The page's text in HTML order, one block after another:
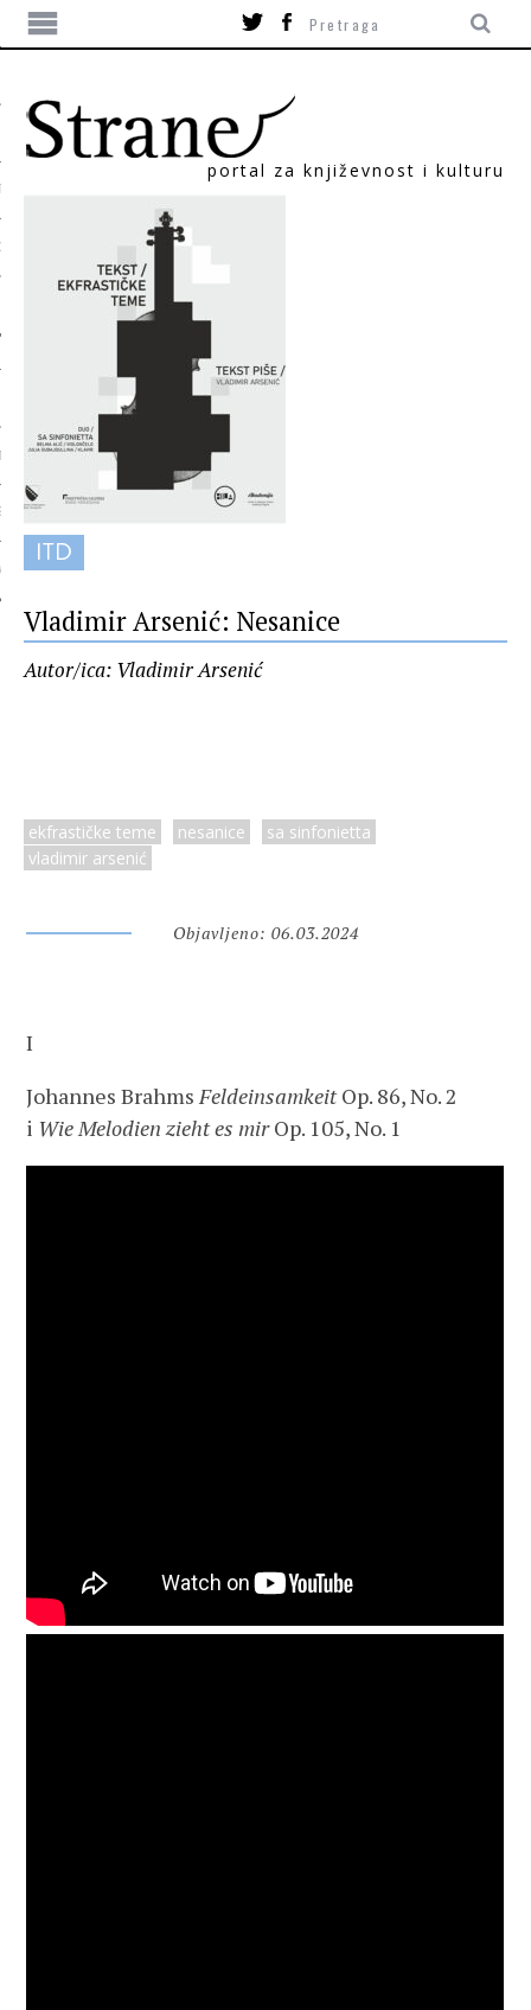
portal za književnost i kulturu
ITD
Vladimir Arsenić: Nesanice
Autor/ica: Vladimir Arsenić
ekfrastičke teme nesanice
sa sinfonietta
vladimir arsenić
Objavljeno: 06.03.2024
I
Johannes BrahmsFeldeinsamkeitOp. 86, No. 2
i Wie Melodien zieht es mirOp. 105, No. 1